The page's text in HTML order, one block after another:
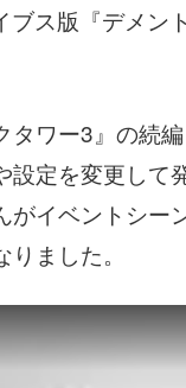
ブス版『デメ
タワー3』の続
設定を変更し
がイベントシ
ました。